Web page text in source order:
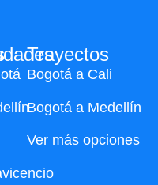
Trayectos
Bogotá a Cali
Bogotá a Medellín
Ver más opciones